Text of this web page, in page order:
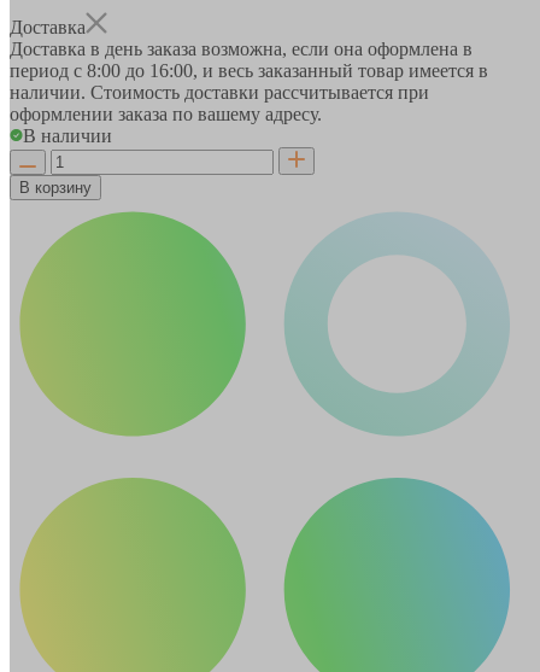
Доставка
Доставка в день заказа возможна, если она оформлена в
период с 8:00 до 16:00, и весь заказанный товар имеется в
наличии. Стоимость доставки рассчитывается при
оформлении заказа по вашему адресу.
В наличии
В корзину